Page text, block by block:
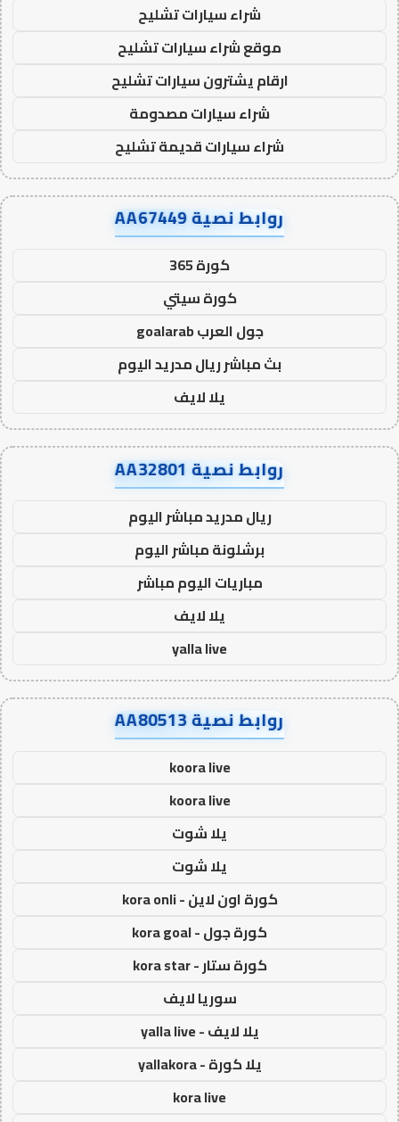
شراء سيارات تشليح
موقع شراء سيارات تشليح
ارقام يشترون سيارات تشليح
شراء سيارات مصدومة
شراء سيارات قديمة تشليح
روابط نصية AA67449
كورة 365
كورة سيتي
جول العرب goalarab
بث مباشر ريال مدريد اليوم
يلا لايف
روابط نصية AA32801
ريال مدريد مباشر اليوم
برشلونة مباشر اليوم
مباريات اليوم مباشر
يلا لايف
yalla live
روابط نصية AA80513
koora live
koora live
يلا شوت
يلا شوت
كورة اون لاين - kora onli
كورة جول - kora goal
كورة ستار - kora star
سوريا لايف
يلا لايف - yalla live
يلا كورة - yallakora
kora live